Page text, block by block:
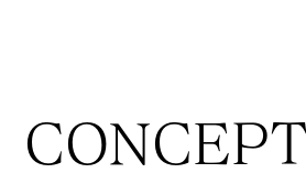
CONCEPT